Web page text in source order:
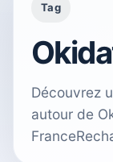
Tag
Découvrez
autour de